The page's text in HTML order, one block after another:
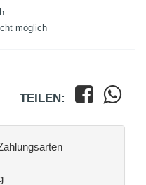
möglich
TEILEN: